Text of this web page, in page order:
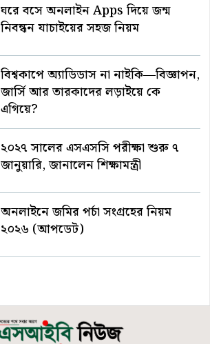
ঘরে বসে অনলাইন Apps দিয়ে জন্ম
নিবন্ধন যাচাইয়ের সহজ নিয়ম
বিশ্বকাপে অ্যাডিডাস না নাইকি—বিজ্ঞাপন,
জার্সি আর তারকাদের লড়াইয়ে কে
এগিয়ে?
২০২৭ সালের এসএসসি পরীক্ষা শুরু ৭
জানুয়ারি, জানালেন শিক্ষামন্ত্রী
অনলাইনে জমির পর্চা সংগ্রহের নিয়ম
২০২৬ (আপডেট)